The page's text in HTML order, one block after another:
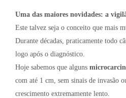
Uma das maiores novidades: a
Este talvez seja o conceito que mais
Durante décadas, praticamente todo
logo após o diagnóstico.
Hoje sabemos que alguns
com até 1 cm, sem sinais de invasão
crescimento extremamente lento.